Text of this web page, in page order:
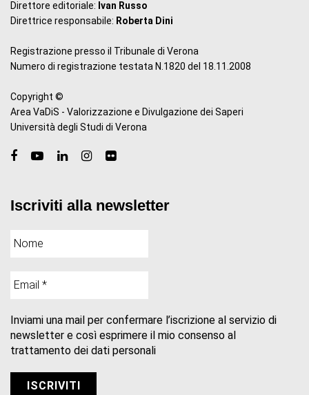
Direttore editoriale: Ivan Russo
Direttrice responsabile: Roberta Dini
Registrazione presso il Tribunale di Verona
Numero di registrazione testata N.1820 del 18.11.2008
Copyright ©
Area VaDiS - Valorizzazione e Divulgazione dei Saperi
Università degli Studi di Verona
Iscriviti alla newsletter
Inviami una mail per confermare l’iscrizione al servizio di
newsletter e così esprimere il mio consenso al
trattamento dei dati personali